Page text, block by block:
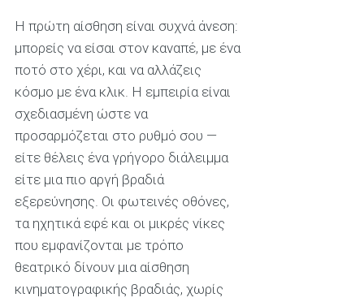
Η πρώτη αίσθηση είναι συχνά άνεση:
μπορείς να είσαι στον καναπέ, με ένα
ποτό στο χέρι, και να αλλάζεις
κόσμο με ένα κλικ. Η εμπειρία είναι
σχεδιασμένη ώστε να
προσαρμόζεται στο ρυθμό σου —
είτε θέλεις ένα γρήγορο διάλειμμα
είτε μια πιο αργή βραδιά
εξερεύνησης. Οι φωτεινές οθόνες,
τα ηχητικά εφέ και οι μικρές νίκες
που εμφανίζονται με τρόπο
θεατρικό δίνουν μια αίσθηση
κινηματογραφικής βραδιάς, χωρίς